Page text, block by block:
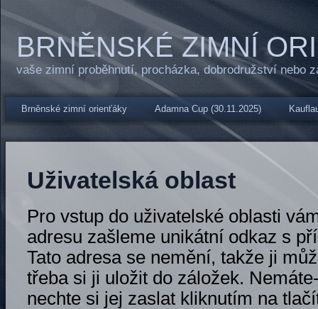
BRNĚNSKÉ ZIMNÍ
vaše zimní proběhnutí, procházka, dobrodružství nebo
Brněnské zimní orienťáky Adamna Cup (30.11.2025)
Uživatelská oblast
Pro vstup do uživatelské oblasti
adresu zašleme unikátní odkaz s
Tato adresa se nemění, takže ji
třeba si ji uložit do záložek.
nechte si jej zaslat kliknutím na